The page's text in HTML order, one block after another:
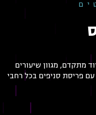
מתקדם, מגוון שיעורים
עם פריסת סניפים בכל רחבי